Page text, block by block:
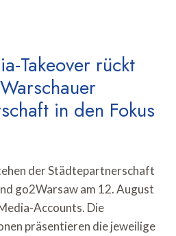
Takeover rückt
in den Fokus
der Städtepartnerschaft
go2Warsaw am 12. August
Accounts. Die
präsentieren die jeweilige